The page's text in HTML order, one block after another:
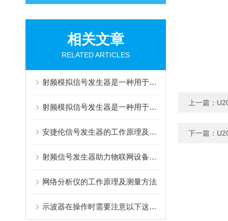
相关文章
RELATED ARTICLES
射频模拟信号发生器是一种用于产生高频率和复杂波形的仪器设备
射频模拟信号发生器是一种用于产生高频信号的设备
安捷伦信号发生器的工作原理及结构介绍
射频信号发生器助力物联网设备测试与优化
网络分析仪的工作原理及测量方法
示波器在操作时需要注意以下这些事项
上一篇：
下一篇：